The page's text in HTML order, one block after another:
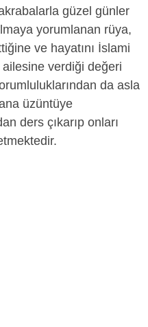
güzel günler
yorumlanan rüya,
ve hayatını İslami
ailesine verdiği değeri
da asla
üzüntüye
ders çıkarıp onları